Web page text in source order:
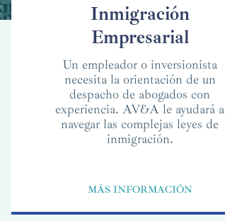
Inmigración
Empresarial
Un empleador o inversionista
necesita la orientación de un
despacho de abogados con
experiencia. AV&A le ayudará a
navegar las complejas leyes de
inmigración.
MÁS INFORMACIÓN